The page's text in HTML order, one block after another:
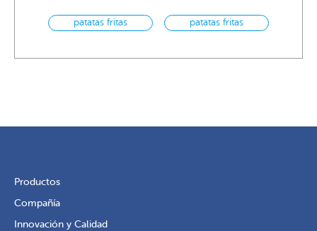
patatas fritas
patatas fritas
Productos
Compañía
Innovación y Calidad